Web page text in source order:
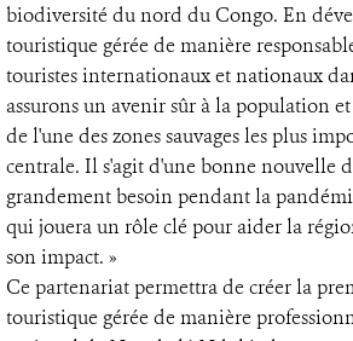
biodiversité du nord du Congo. En
touristique gérée de manière
touristes internationaux et nationaux
assurons un avenir sûr à la population
de l'une des zones sauvages les plus
centrale. Il s'agit d'une bonne nouvelle
grandement besoin pendant la
qui jouera un rôle clé pour aider la
son impact. »
Ce partenariat permettra de créer la
touristique gérée de manière